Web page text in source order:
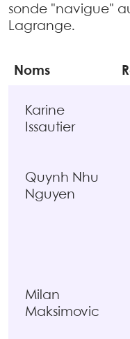
sonde "navigue"
Lagrange.
Noms
Karine
Issautier
Quynh Nhu
Nguyen
Milan
Maksimovic